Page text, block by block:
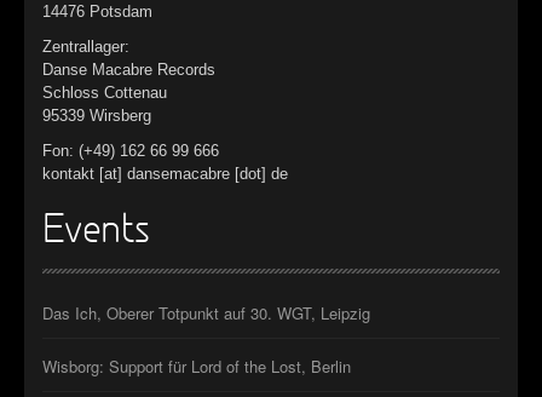
14476 Potsdam
Zentrallager:
Danse Macabre Records
Schloss Cottenau
95339 Wirsberg
Fon: (+49) 162 66 99 666
kontakt [at] dansemacabre [dot] de
Events
Das Ich, Oberer Totpunkt auf 30. WGT, Leipzig
Wisborg: Support für Lord of the Lost, Berlin